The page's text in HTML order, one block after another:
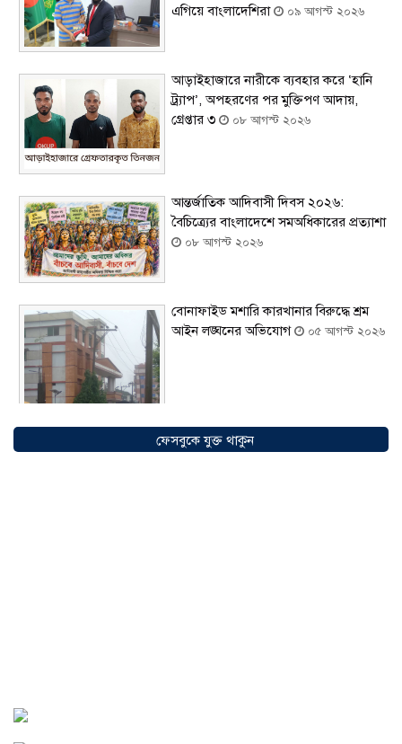
এগিয়ে বাংলাদেশিরা
০৯ আগস্ট ২০২৬
আড়াইহাজারে নারীকে ব্যবহার করে ‘হানি
ট্র্যাপ’, অপহরণের পর মুক্তিপণ আদায়,
গ্রেপ্তার ৩
০৮ আগস্ট ২০২৬
আন্তর্জাতিক আদিবাসী দিবস ২০২৬:
বৈচিত্র্যের বাংলাদেশে সমঅধিকারের প্রত্যাশা
০৮ আগস্ট ২০২৬
বোনাফাইড মশারি কারখানার বিরুদ্ধে শ্রম
আইন লঙ্ঘনের অভিযোগ
০৫ আগস্ট ২০২৬
ফেসবুকে যুক্ত থাকুন